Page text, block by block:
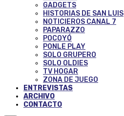
GADGETS
HISTORIAS DE SAN LUIS
NOTICIEROS CANAL 7
PAPARAZZO
POCOYÓ
PONLE PLAY
SOLO GRUPERO
SOLO OLDIES
TV HOGAR
ZONA DE JUEGO
ENTREVISTAS
ARCHIVO
CONTACTO